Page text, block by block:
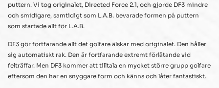
puttern. Vi tog originalet, Directed Force 2.1, och gjorde DF3 mindre
och smidigare, samtidigt som L.A.B. bevarade formen på puttern
som startade allt för L.A.B.
DF3 gör fortfarande allt det golfare älskar med originalet. Den håller
sig automatiskt rak. Den är fortfarande extremt förlåtande vid
felträffar. Men DF3 kommer att tilltala en mycket större grupp golfare
eftersom den har en snyggare form och känns och låter fantastiskt.